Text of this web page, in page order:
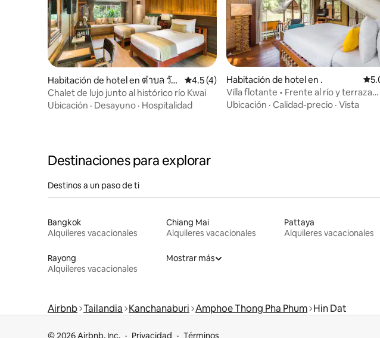
Habitación de hotel en ตำบล วัง
กระแจะ
Calificación promedio: 4.5 de 5, 4 reseñas
4.5 (4)
Chalet de lujo junto al histórico río Kwai
Ubicación · Desayuno · Hospitalidad
Habitación de hotel en .
Villa flotante • Frente al río y terraza
privada
Ubicación · Calidad-precio · Vista
Destinaciones para explorar
Destinos a un paso de ti
Bangkok
Alquileres vacacionales
Chiang Mai
Alquileres vacacionales
Pattaya
Alquileres vacacionales
Rayong
Alquileres vacacionales
Mostrar más
Airbnb Tailandia Kanchanaburi Amphoe Thong Pha Phum Hin Dat
© 2026 Airbnb, Inc. Privacidad Términos